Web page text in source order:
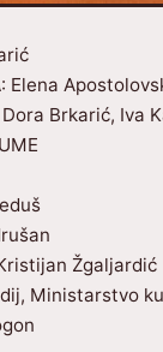
: Elena
Dora Brkarić, Iva
Žgaljardić
Ministarstvo